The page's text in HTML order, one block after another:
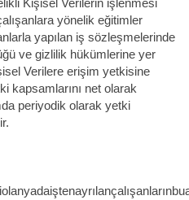
Kişisel Verilerin işlenmesi
yönelik eğitimler
yapılan iş sözleşmelerinde
ve gizlilik hükümlerine yer
Verilere erişim yetkisine
kapsamlarını net olarak
periyodik olarak yetki